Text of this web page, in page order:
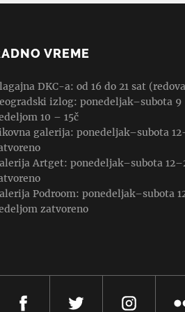
VREME
DKC-a: od 16 do 21 sat
izlog: ponedeljak–subota 9
10 – 15č
galerija: ponedeljak–subota
Artget: ponedeljak–subota
Podroom: ponedeljak–subota
zatvoreno